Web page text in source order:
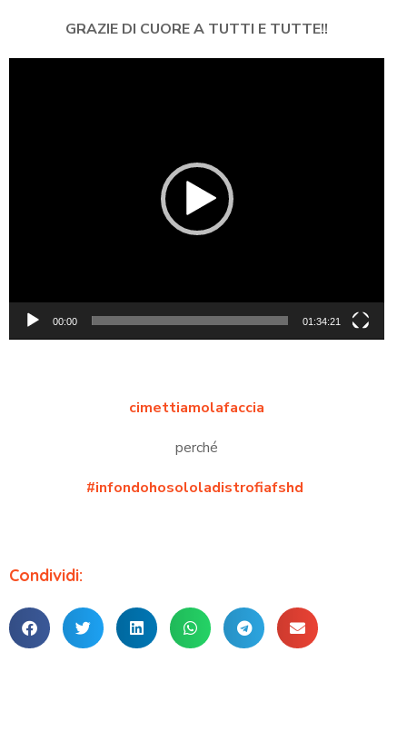
GRAZIE DI CUORE A TUTTI E TUTTE!!
00:00 01:34:21
cimettiamolafaccia
perché
#infondohosololadistrofiafshd
Condividi: